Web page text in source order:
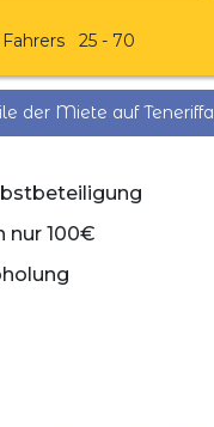
25 - 70
der Miete auf Teneriffa
nur 100€